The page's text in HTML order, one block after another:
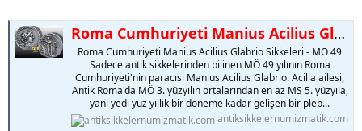
Roma Cumhuriyeti Manius Acilius Glabrio Sikkeleri
Roma Cumhuriyeti Manius Acilius Glabrio Sikkeleri - MÖ 49
Sadece antik sikkelerinden bilinen MÖ 49 yılının Roma
Cumhuriyeti'nin paracısı Manius Acilius Glabrio. Acilia ailesi,
Antik Roma'da MÖ 3. yüzyılın ortalarından en az MS 5. yüzyıla,
yani yedi yüz yıllık bir döneme kadar gelişen bir pleb...
antiksikkelernumizmatik.com